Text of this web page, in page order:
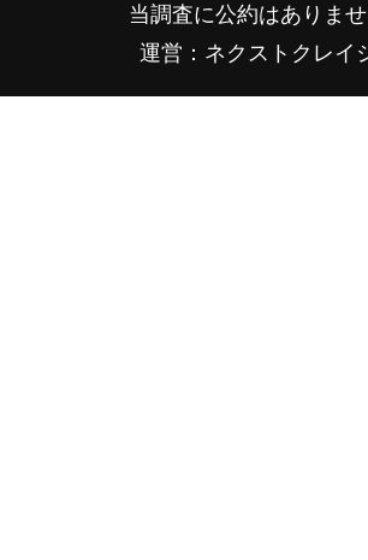
当調査に公約はありませ
運営：ネクストクレイ